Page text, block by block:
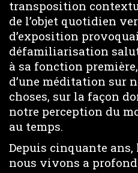
transposition
de l’objet quotidien
d’exposition
défamiliarisation
à sa fonction
d’une méditation sur
choses, sur la façon
notre perception du
au temps.
Depuis cinquante
nous vivons a